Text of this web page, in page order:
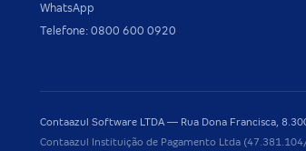
WhatsApp
Telefone: 0800 600 0920
Contaazul Software LTDA — Rua Dona Francisca,
Contaazul Instituição de Pagamento Ltda